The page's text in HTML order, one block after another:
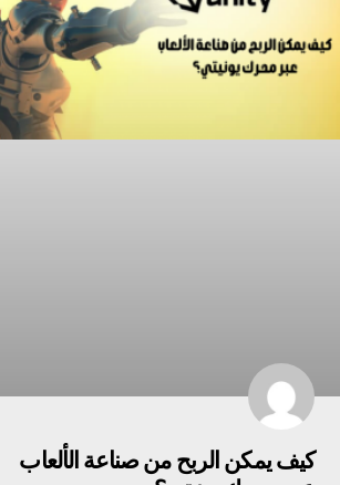
كيف يمكن الربح من صناعة الألعاب